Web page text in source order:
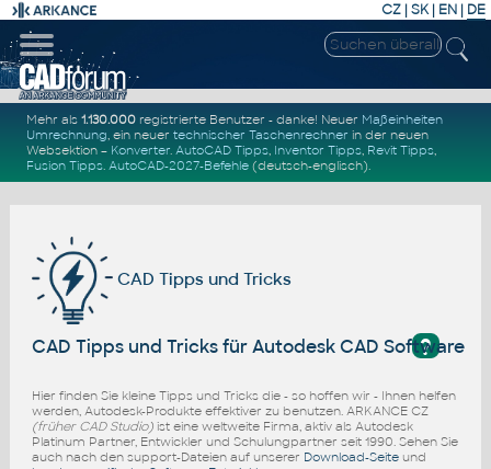
CZ | SK| EN | DE
Mehr als1.130.000 registrierte Benutzer - danke! Neuer Maßeinheiten
Umrechnung, ein neuertechnischer Taschenrechner in der neuen
Websektion – Konverter.AutoCAD Tipps, Inventor Tipps, Revit Tipps,
Fusion Tipps.AutoCAD-2027-Befehle (deutsch-englisch).
CAD Tipps und Tricks
?
CAD Tipps und Tricks für Autodesk CAD Software
Hier finden Sie kleine Tipps und Tricks die - so hoffen wir - Ihnen helfen
werden, Autodesk-Produkte effektiver zu benutzen. ARKANCE CZ
(früher CAD Studio)ist eine weltweite Firma, aktiv als Autodesk
Platinum Partner, Entwickler und Schulungpartner seit 1990. Sehen Sie
auch nach den support-Dateien auf unserer Download-Seiteund